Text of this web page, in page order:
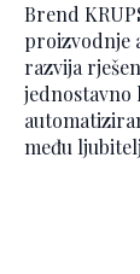
Brend
proizvodnje
razvija
jednostavno
među